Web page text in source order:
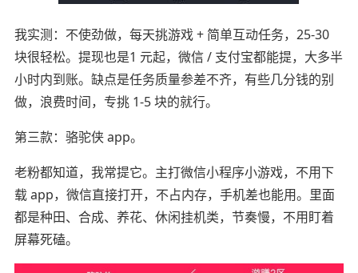
我实测：不使劲做，每天挑游戏 + 简单互动任务，25-30
块很轻松。提现也是1 元起，微信 / 支付宝都能提，大多半
小时内到账。缺点是任务质量参差不齐，有些几分钱的别
做，浪费时间，专挑 1-5 块的就行。
第三款：骆驼侠 app。
老粉都知道，我常提它。主打微信小程序小游戏，不用下
载 app，微信直接打开，不占内存，手机差也能用。里面
都是种田、合成、养花、休闲挂机类，节奏慢，不用盯着
屏幕死磕。